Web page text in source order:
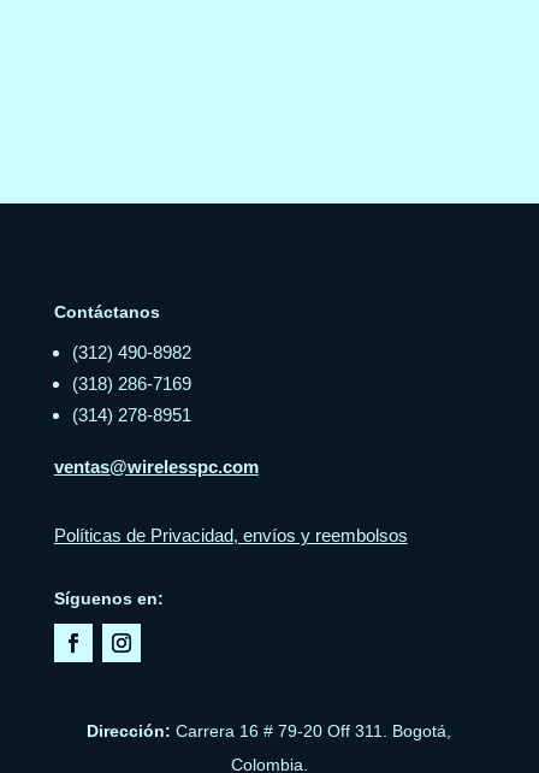
Contáctanos
(312) 490-8982
(318) 286-7169
(314) 278-8951
ventas@wirelesspc.com
Políticas de Privacidad, envíos y reembolsos
Síguenos en:
Dirección:Carrera 16 # 79-20 Off 311. Bogotá,
Colombia.